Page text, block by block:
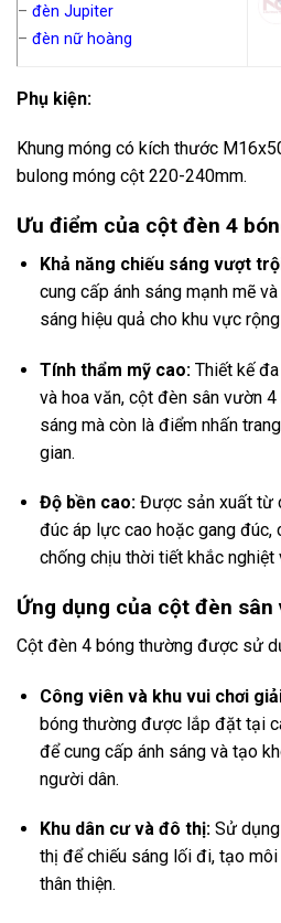
– đèn Jupiter
– đèn nữ hoàng
Phụ kiện:
Khung móng có kích thước
bulong móng cột 220-240mm.
Ưu điểm của cột đèn 4
Khả năng chiếu sáng vượt
cung cấp ánh sáng mạnh mẽ
sáng hiệu quả cho khu vực
Tính thẩm mỹ cao:Thiết kế đa
và hoa văn, cột đèn sân vườn
sáng mà còn là điểm nhấn
gian.
Độ bền cao:Được sản xuất từ
đúc áp lực cao hoặc gang đúc,
chống chịu thời tiết khắc nghiệt
Ứng dụng của cột đèn sân
Cột đèn 4 bóng thường được sử
Công viên và khu vui chơi
bóng thường được lắp đặt tại
để cung cấp ánh sáng và tạo
người dân.
Khu dân cư và đô thị:Sử dụng
thị để chiếu sáng lối đi, tạo
thân thiện.